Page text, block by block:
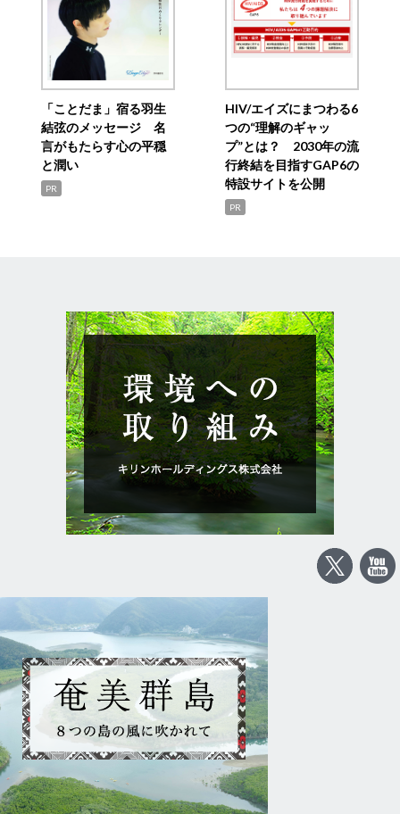
「ことだま」宿る羽生
結弦のメッセージ 名
言がもたらす心の平穏
と潤い
PR
HIV/エイズにまつわる6
つの“理解のギャッ
プ”とは？ 2030年の流
行終結を目指すGAP6の
特設サイトを公開
PR